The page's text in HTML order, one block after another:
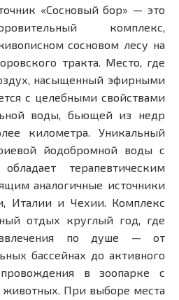
«Сосновый бор» — это
комплекс,
сосновом лесу на
тракта. Место, где
насыщенный эфирными
с целебными свойствами
воды, бьющей из недр
километра. Уникальный
йодобромной воды с
терапевтическим
аналогичные источники
Италии и Чехии. Комплекс
отдых круглый год, где
по душе — от
бассейнах до активного
в зоопарке с
животных. При выборе места